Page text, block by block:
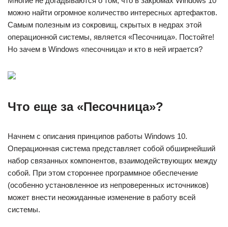
можно найти огромное количество интересных артефактов.
Самым полезным из сокровищ, скрытых в недрах этой
операционной системы, является «Песочница». Постойте!
Но зачем в Windows «песочница» и кто в ней играется?
Что еще за «Песочница»?
Начнем с описания принципов работы Windows 10.
Операционная система представляет собой обширнейший
набор связанных компонентов, взаимодействующих между
собой. При этом стороннее программное обеспечение
(особенно установленное из непроверенных источников)
может внести неожиданные изменение в работу всей
системы.